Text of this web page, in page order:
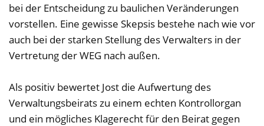
bei der Entscheidung zu baulichen Veränderungen
vorstellen. Eine gewisse Skepsis bestehe nach wie vor
auch bei der starken Stellung des Verwalters in der
Vertretung der WEG nach außen.
Als positiv bewertet Jost die Aufwertung des
Verwaltungsbeirats zu einem echten Kontrollorgan
und ein mögliches Klagerecht für den Beirat gegen